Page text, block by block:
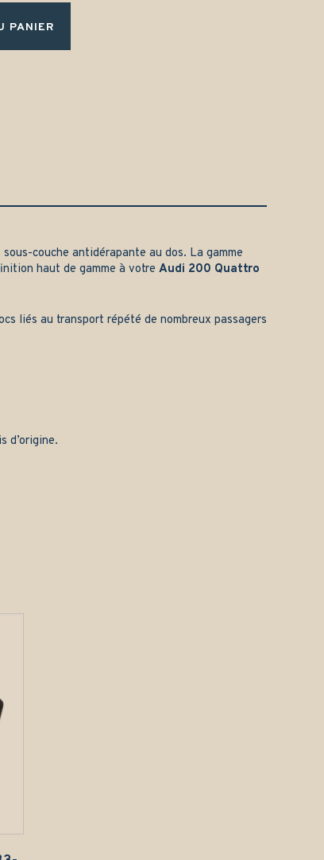
PANIER
sous-couche antidérapante au dos. La gamme
haut de gamme à votre Audi 200 Quattro
liés au transport répété de nombreux passagers
d’origine.